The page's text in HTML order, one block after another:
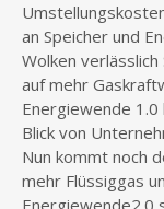
an Speicher und
Wolken
auf mehr
Energiewende
Blick von
Nun kommt noch
mehr Flüssiggas
Energiewende2.0